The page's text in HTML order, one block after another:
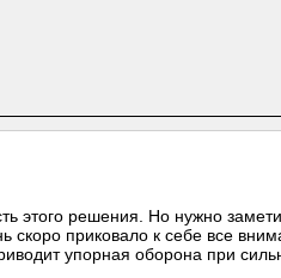
этого решения. Но нужно
приковало к себе все
упорная оборона при